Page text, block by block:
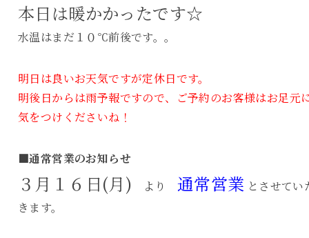
本日は暖かかったです☆
水温はまだ１０℃前後です。。
明日は良いお天気ですが定休日です。
明後日からは雨予報ですので、ご予約のお客様はお足元
気をつけくださいね！
■通常営業のお知らせ
３月１６日(月) より 通常営業 とさせてい
きます。